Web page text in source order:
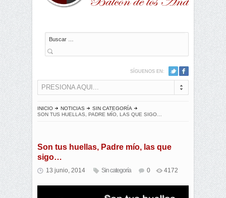
Buscar
SÍGUENOS EN:
PRESIONA AQUI...
INICIO NOTICIAS
SIN CATEGORÍA
SON TUS HUELLAS, PADRE MÍO, LAS QUE SIGO…
Son tus huellas, Padre mío, las que
sigo…
13 junio, 2014 Sin categoría 0 4172